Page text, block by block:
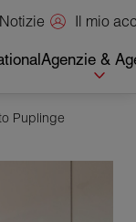
Notizie Il mio
Agenzie &
Puplinge